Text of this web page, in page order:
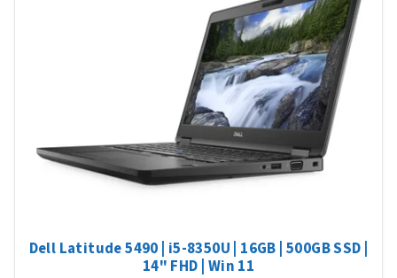
Dell Latitude 5490 | i5-8350U | 16GB | 500GB SSD |
14" FHD | Win 11